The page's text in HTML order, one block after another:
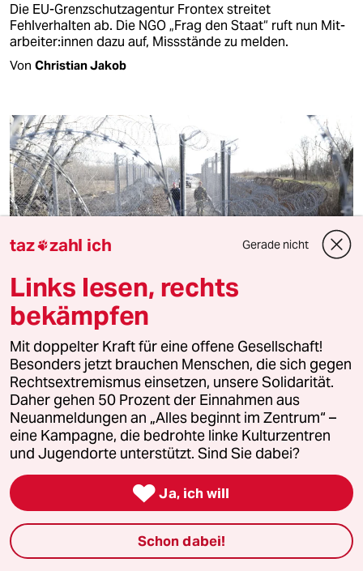
Die EU-Grenzschutzagentur Frontex streitet
Fehlverhalten ab. Die NGO „Frag den Staat“ ruft nun Mit­
ar­bei­te­r:in­nen dazu auf, Missstände zu melden.
Von Christian Jakob
Migranten an Ungarns Grenze
Vor den Zäunen
Migranten wollen über die serbisch-ungarische
Grenze in die EU kommen. Menschen wie
Nicolai Kißling versuchen zu helfen, können aber
nur wenig tun.
Von Marita Fischer
taz zahl ich Gerade nicht
Links lesen, rechts
bekämpfen
Mit doppelter Kraft für eine offene Gesellschaft!
Besonders jetzt brauchen Menschen, die sich gegen
Rechtsextremismus einsetzen, unsere Solidarität.
Daher gehen 50 Prozent der Einnahmen aus
Neuanmeldungen an „Alles beginnt im Zentrum“ –
eine Kampagne, die bedrohte linke Kulturzentren
und Jugendorte unterstützt. Sind Sie dabei?
 Ja, ich will
Schon dabei!